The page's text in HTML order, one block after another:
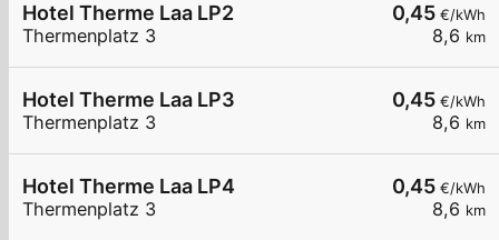
0,45 €/kWh
8,6 km
Hotel Therme Laa LP2
Thermenplatz 3
0,45 €/kWh
8,6 km
Hotel Therme Laa LP3
Thermenplatz 3
0,45 €/kWh
8,6 km
Hotel Therme Laa LP4
Thermenplatz 3